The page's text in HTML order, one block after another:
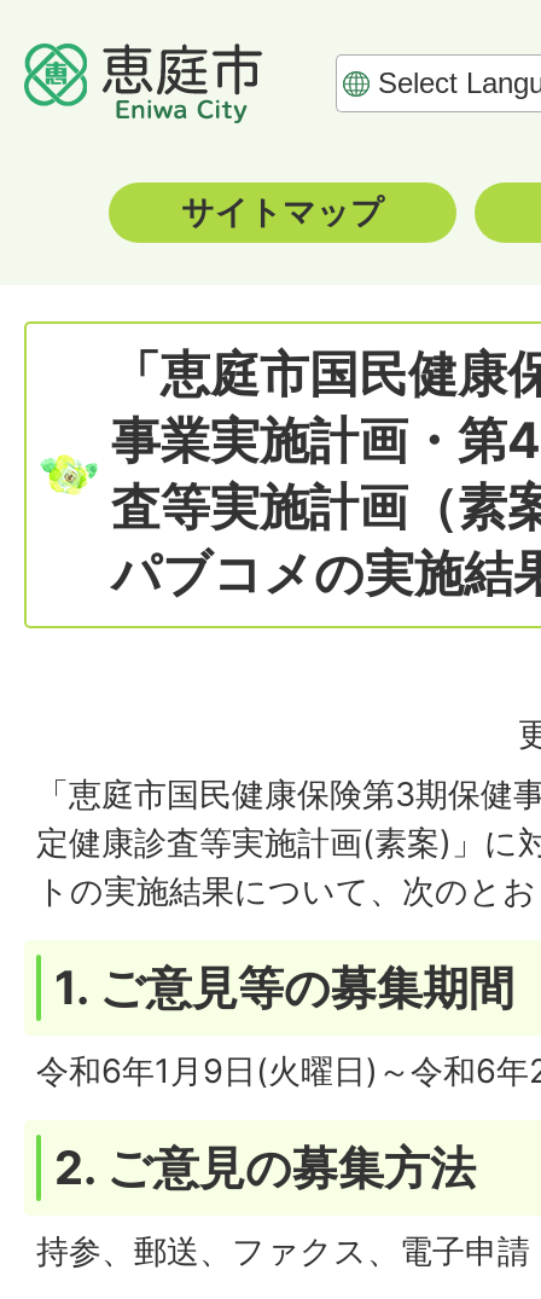
サイトマップ
「恵庭市国民健
事業実施計画・第
査等実施計画（素
パブコメの実施結
「恵庭市国民健康保険第3期保健
定健康診査等実施計画(素案)」に
トの実施結果について、次のと
1. ご意見等の募集期間
令和6年1月9日(火曜日)～令和6
2. ご意見の募集方法
持参、郵送、ファクス、電子申